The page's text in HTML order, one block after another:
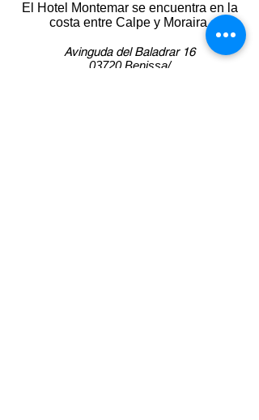
El Hotel Montemar se encuentra en la
costa entre Calpe y Moraira.
Avinguda del Baladrar 16
03720 Benissa/